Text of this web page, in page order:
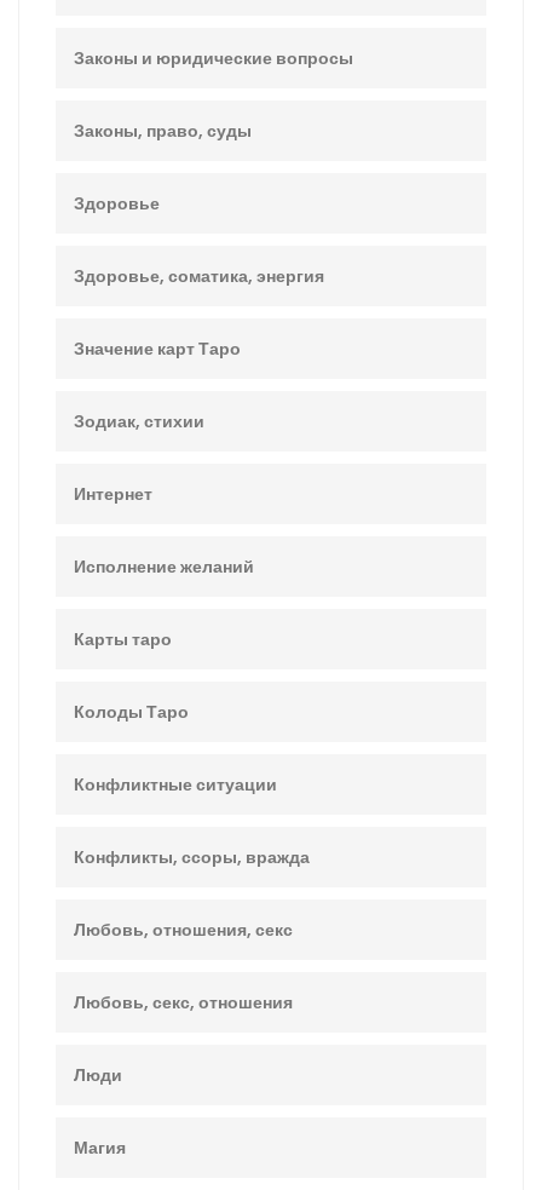
Законы и юридические вопросы
Законы, право, суды
Здоровье
Здоровье, соматика, энергия
Значение карт Таро
Зодиак, стихии
Интернет
Исполнение желаний
Карты таро
Колоды Таро
Конфликтные ситуации
Конфликты, ссоры, вражда
Любовь, отношения, секс
Любовь, секс, отношения
Люди
Магия